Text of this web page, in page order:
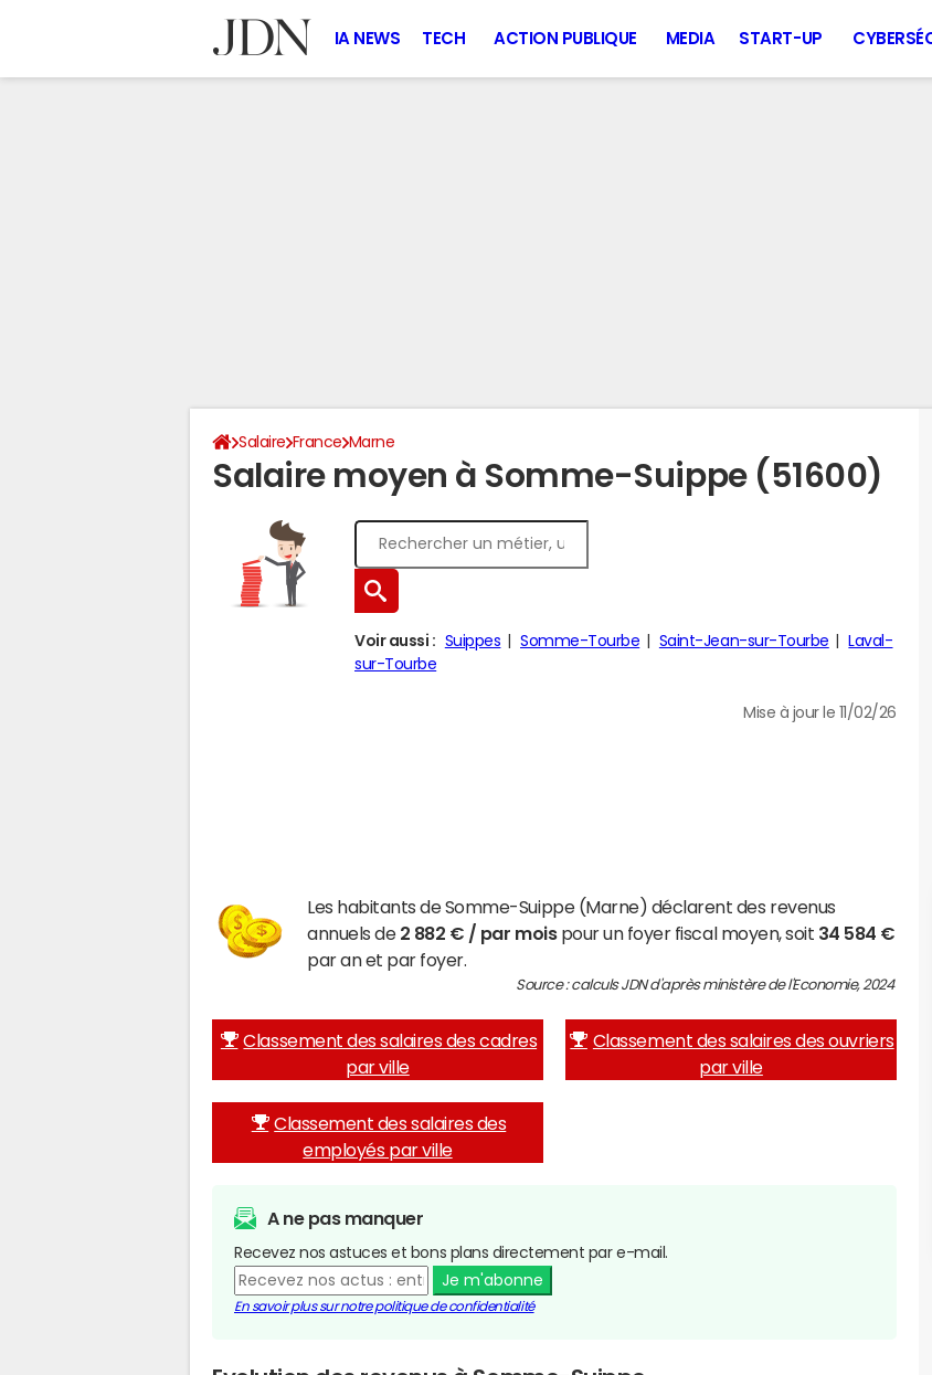
IA NEWS TECH ACTION PUBLIQUE MEDIA START-UP
Salaire France Marne
Salaire moyen à Somme-Suippe (51600)
Voir aussi : Suippes Somme-Tourbe Saint-Jean-sur-Tourbe
Laval-
sur-Tourbe
Mise à jour le 11/02/26
Les habitants de Somme-Suippe (Marne) déclarent des revenus
annuels de 2 882 € / par moispour un foyer fiscal moyen, soit 34 584 €
par an et par foyer.
Source : calculs JDN d'après ministère de l'Economie, 2024
Classement des salaires des cadres
par ville
Classement des salaires des ouvriers
par ville
Classement des salaires des
employés par ville
A ne pas manquer
Recevez nos astuces et bons plans directement par e-mail.
Je m'abonne
En savoir plus sur notre politique de confidentialité